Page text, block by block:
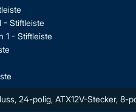
- Stiftleiste
1 - Stiftleiste
24-polig, ATX12V-Stecker, 8-